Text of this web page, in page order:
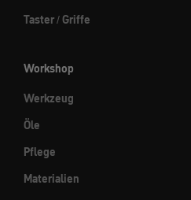
Taster / Griffe
Workshop
Werkzeug
Öle
Pflege
Materialien